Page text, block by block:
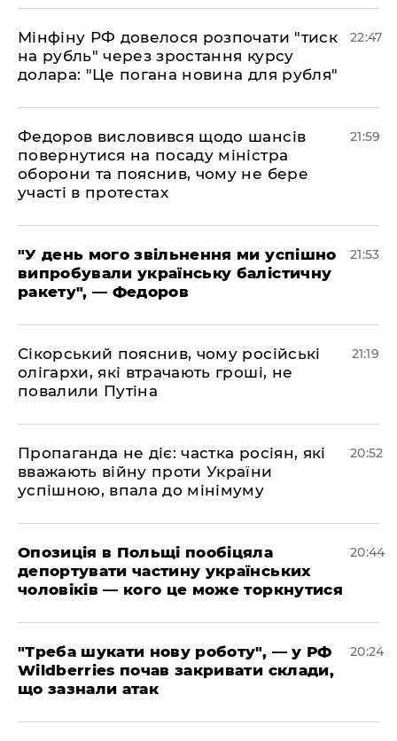
​Мінфіну РФ довелося розпочати "тиск
на рубль" через зростання курсу
долара: "Це погана новина для рубля"
22:47
​Федоров висловився щодо шансів
повернутися на посаду міністра
оборони та пояснив, чому не бере
участі в протестах
21:59
​"У день мого звільнення ми успішно
випробували українську балістичну
ракету", — Федоров
21:53
​Сікорський пояснив, чому російські
олігархи, які втрачають гроші, не
повалили Путіна
21:19
​Пропаганда не діє: частка росіян, які
вважають війну проти України
успішною, впала до мінімуму
20:52
​Опозиція в Польщі пообіцяла
депортувати частину українських
чоловіків — кого це може торкнутися
20:44
​"Треба шукати нову роботу", — у РФ
Wildberries почав закривати склади,
що зазнали атак
20:24